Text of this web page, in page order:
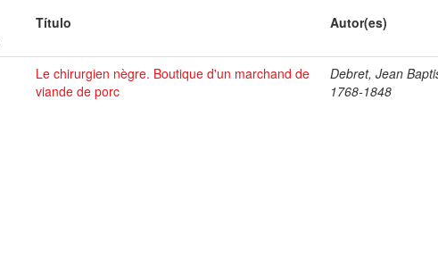
Título Autor(es)
Le chirurgien nègre. Boutique d'un marchand de
viande de porc
Debret, Jean
1768-1848